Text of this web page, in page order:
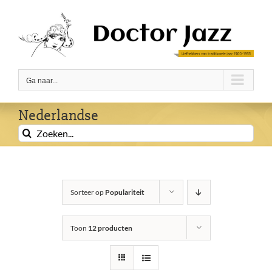
inhoud
Ga naar...
Nederlandse
Zoeken
naar:
Sorteer op Populariteit
Toon 12 producten